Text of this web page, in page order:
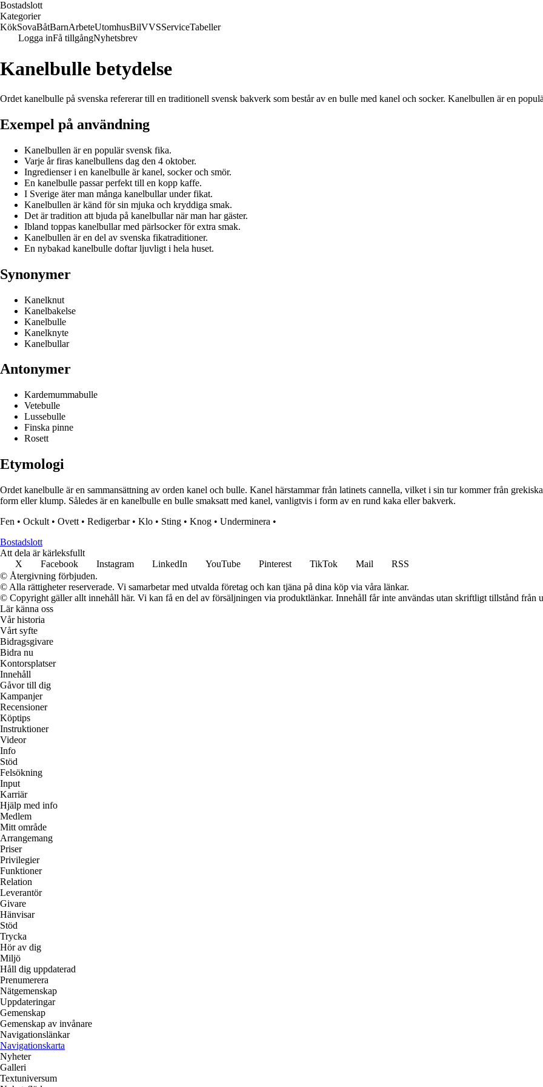
Bostadslott
Kategorier
KökSovaBåtBarnArbeteUtomhusBilVVSServiceTabeller
Logga inFå tillgångNyhetsbrev
Kanelbulle betydelse
Ordet kanelbulle på svenska refererar till en traditionell svensk bakverk som består av en bulle med kanel och socker. Kanelbullen är en
Exempel på användning
Kanelbullen är en populär svensk fika.
Varje år firas kanelbullens dag den 4 oktober.
Ingredienser i en kanelbulle är kanel, socker och smör.
En kanelbulle passar perfekt till en kopp kaffe.
I Sverige äter man många kanelbullar under fikat.
Kanelbullen är känd för sin mjuka och kryddiga smak.
Det är tradition att bjuda på kanelbullar när man har gäster.
Ibland toppas kanelbullar med pärlsocker för extra smak.
Kanelbullen är en del av svenska fikatraditioner.
En nybakad kanelbulle doftar ljuvligt i hela huset.
Synonymer
Kanelknut
Kanelbakelse
Kanelbulle
Kanelknyte
Kanelbullar
Antonymer
Kardemummabulle
Vetebulle
Lussebulle
Finska pinne
Rosett
Etymologi
Ordet kanelbulle är en sammansättning av orden kanel och bulle. Kanel härstammar från latinets cannella, vilket i sin tur kommer från
form eller klump. Således är en kanelbulle en bulle smaksatt med kanel, vanligtvis i form av en rund kaka eller bakverk.
Fen • Ockult • Ovett • Redigerbar• Klo • Sting • Knog • Underminera •
Bostadslott
Att dela är kärleksfullt
X
Facebook Instagram LinkedIn YouTube Pinterest TikTok Mail
RSS
© Återgivning förbjuden.
© Alla rättigheter reserverade. Vi samarbetar med utvalda företag och kan tjäna på dina köp via våra länkar.
© Copyright gäller allt innehåll här. Vi kan få en del av försäljningen via produktlänkar. Innehåll får inte användas utan skriftligt tillstånd från
Lär känna oss
Vår historia
Vårt syfte
Bidragsgivare
Bidra nu
Kontorsplatser
Innehåll
Gåvor till dig
Kampanjer
Recensioner
Köptips
Instruktioner
Videor
Info
Stöd
Felsökning
Input
Karriär
Hjälp med info
Medlem
Mitt område
Arrangemang
Priser
Privilegier
Funktioner
Relation
Leverantör
Givare
Hänvisar
Stöd
Trycka
Hör av dig
Miljö
Håll dig uppdaterad
Prenumerera
Nätgemenskap
Uppdateringar
Gemenskap
Gemenskap av invånare
Navigationslänkar
Navigationskarta
Nyheter
Galleri
Textuniversum